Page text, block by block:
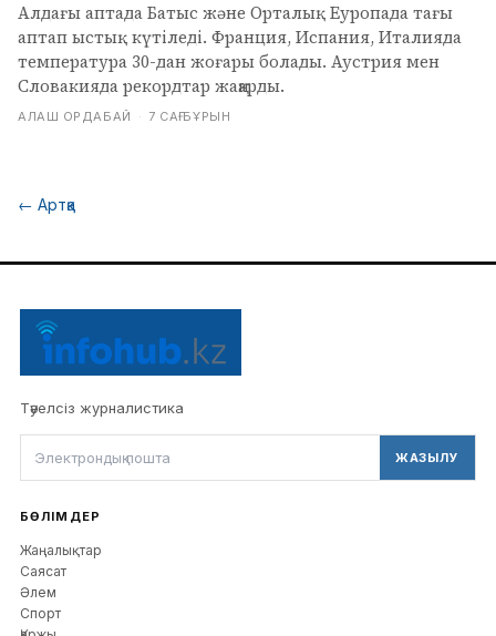
Алдағы аптада Батыс және Орталық Еуропада тағы
аптап ыстық күтіледі. Франция, Испания, Италияда
температура 30-дан жоғары болады. Аустрия мен
Словакияда рекордтар жаңарды.
АЛАШ ОРДАБАЙ · 7 САҒ БҰРЫН
← Артқа
Тәуелсіз журналистика
ЖАЗЫЛУ
БӨЛІМДЕР
Жаңалықтар
Саясат
Әлем
Спорт